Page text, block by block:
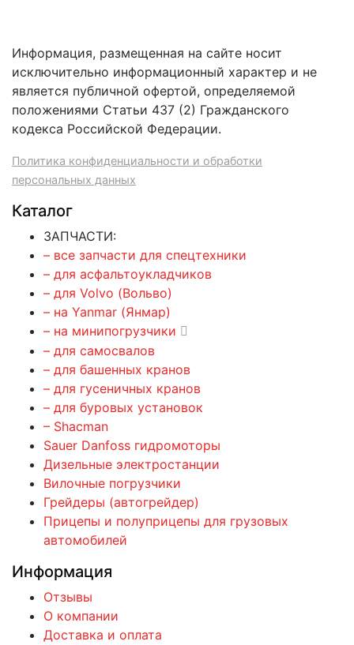
Информация, размещенная на сайте носит
исключительно информационный характер и не
является публичной офертой, определяемой
положениями Статьи 437 (2) Гражданского
кодекса Российской Федерации.
Политика конфиденциальности и обработки
персональных данных
Каталог
ЗАПЧАСТИ:
– все запчасти для спецтехники
– для асфальтоукладчиков
– для Volvo (Вольво)
– на Yanmar (Янмар)
– на минипогрузчики
– для самосвалов
– для башенных кранов
– для гусеничных кранов
– для буровых установок
– Shacman
Sauer Danfoss гидромоторы
Дизельные электростанции
Вилочные погрузчики
Грейдеры (автогрейдер)
Прицепы и полуприцепы для грузовых
автомобилей
Информация
Отзывы
О компании
Доставка и оплата